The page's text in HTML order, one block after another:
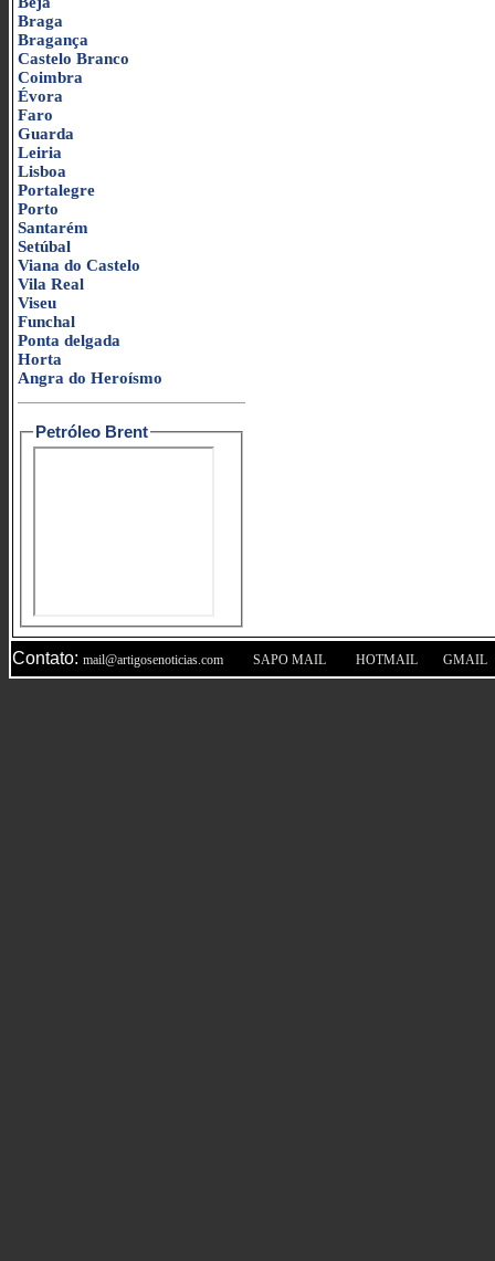
Braga
Bragança
Castelo Branco
Coimbra
Évora
Faro
Guarda
Leiria
Lisboa
Portalegre
Porto
Santarém
Setúbal
Viana do Castelo
Vila Real
Viseu
Funchal
Ponta delgada
Horta
Angra do Heroísmo
Petróleo Brent
Contato: mail@artigosenoticias.com SAPO MAIL HOTMAIL GMAIL